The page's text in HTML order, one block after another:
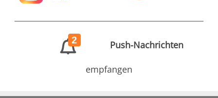
2 Push-Nachrichten
empfangen